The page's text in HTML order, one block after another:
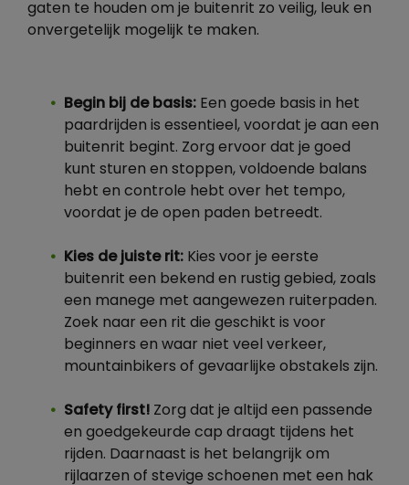
gaten te houden om je buitenrit zo veilig, leuk en
onvergetelijk mogelijk te maken.
Begin bij de basis: Een goede basis in het
paardrijden is essentieel, voordat je aan een
buitenrit begint. Zorg ervoor dat je goed
kunt sturen en stoppen, voldoende balans
hebt en controle hebt over het tempo,
voordat je de open paden betreedt.
Kies de juiste rit: Kies voor je eerste
buitenrit een bekend en rustig gebied, zoals
een manege met aangewezen ruiterpaden.
Zoek naar een rit die geschikt is voor
beginners en waar niet veel verkeer,
mountainbikers of gevaarlijke obstakels zijn.
Safety first! Zorg dat je altijd een passende
en goedgekeurde cap draagt tijdens het
rijden. Daarnaast is het belangrijk om
rijlaarzen of stevige schoenen met een hak